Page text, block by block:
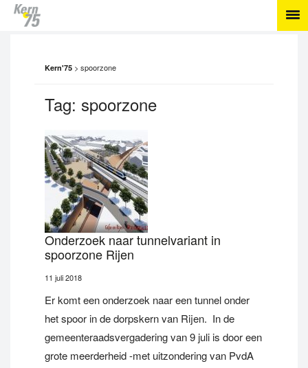
Kern'75 > spoorzone
Tag: spoorzone
Onderzoek naar tunnelvariant in
spoorzone Rijen
11 juli 2018
Er komt een onderzoek naar een tunnel onder
het spoor in de dorpskern van Rijen. In de
gemeenteraadsvergadering van 9 juli is door een
grote meerderheid -met uitzondering van PvdA